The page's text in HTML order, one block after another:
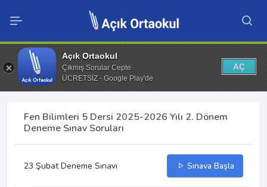
Açık Ortaokul
Çıkmış Sorular Cepte
ÜCRETSİZ - Google Play'de
AÇ
Fen Bilimleri 5 Dersi 2025-2026 Yılı 2. Dönem
Deneme Sınav Soruları
23 Şubat Deneme Sınavı Sınava Başla